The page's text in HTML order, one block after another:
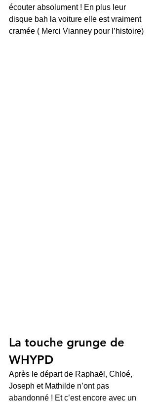
écouter absolument ! En plus leur
disque bah la voiture elle est vraiment
cramée ( Merci Vianney pour l’histoire)
La touche grunge de
WHYPD
Après le départ de Raphaël, Chloé,
Joseph et Mathilde n’ont pas
abandonné ! Et c’est encore avec un